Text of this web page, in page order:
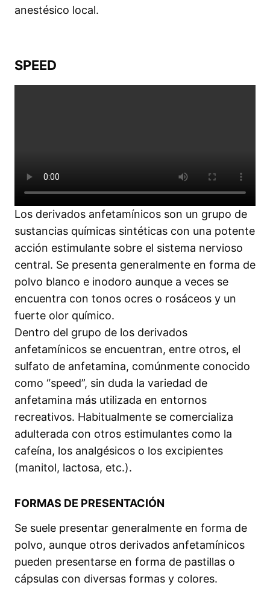
anestésico local.
SPEED
Los derivados anfetamínicos son un grupo de
sustancias químicas sintéticas con una potente
acción estimulante sobre el sistema nervioso
central. Se presenta generalmente en forma de
polvo blanco e inodoro aunque a veces se
encuentra con tonos ocres o rosáceos y un
fuerte olor químico.
Dentro del grupo de los derivados
anfetamínicos se encuentran, entre otros, el
sulfato de anfetamina, comúnmente conocido
como “speed”, sin duda la variedad de
anfetamina más utilizada en entornos
recreativos. Habitualmente se comercializa
adulterada con otros estimulantes como la
cafeína, los analgésicos o los excipientes
(manitol, lactosa, etc.).
FORMAS DE PRESENTACIÓN
Se suele presentar generalmente en forma de
polvo, aunque otros derivados anfetamínicos
pueden presentarse en forma de pastillas o
cápsulas con diversas formas y colores.